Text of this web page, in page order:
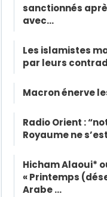
sanctionnés
avec…
Les islamistes
par leurs
Macron énerve
Radio Orient :
Royaume ne
Hicham Alaoui*
« Printemps
Arabe …